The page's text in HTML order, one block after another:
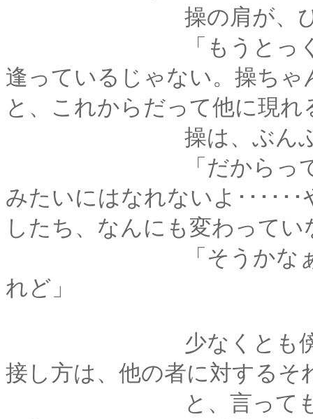
操の肩が、ぴくり
「もうとっくの前に
逢っているじゃない。操ち
と、これからだって他に現
操は、ぶんぶんと首
「だからって、あた
みたいにはなれないよ･････
したち、なんにも変わってい
「そうかなぁ･･････
れど」
少なくとも傍から見
接し方は、他の者に対する
と、言っても、薫に